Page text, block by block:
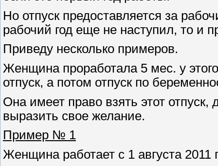
Но отпуск предоставляется за
рабочий год еще не наступил, то и
Приведу несколько примеров.
Женщина проработала 5 мес. у
отпуск, а потом отпуск по
Она имеет право взять этот отпуск,
выразить свое желание.
Пример № 1
Женщина работает с 1 августа 2011